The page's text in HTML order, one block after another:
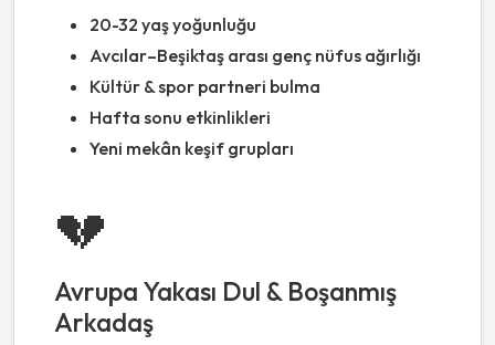
20-32 yaş yoğunluğu
Avcılar–Beşiktaş arası genç nüfus ağırlığı
Kültür & spor partneri bulma
Hafta sonu etkinlikleri
Yeni mekân keşif grupları
💔
Avrupa Yakası Dul & Boşanmış
Arkadaş